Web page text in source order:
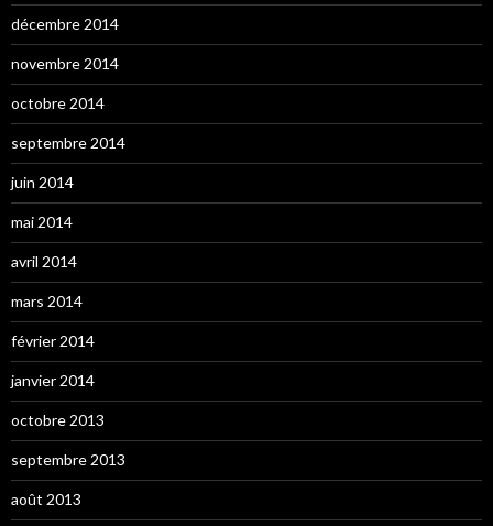
décembre 2014
novembre 2014
octobre 2014
septembre 2014
juin 2014
mai 2014
avril 2014
mars 2014
février 2014
janvier 2014
octobre 2013
septembre 2013
août 2013